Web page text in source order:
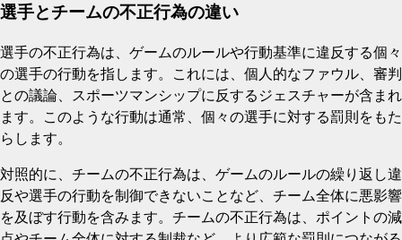
選手とチームの不正行為の違い
選手の不正行為は、ゲームのルールや行動基準に違反する個々
の選手の行動を指します。これには、個人的なファウル、審判
との議論、スポーツマンシップに反するジェスチャーが含まれ
ます。このような行動は通常、個々の選手に対する罰則をもた
らします。
対照的に、チームの不正行為は、ゲームのルールの繰り返し違
反や選手の行動を制御できないことなど、チーム全体に悪影響
を及ぼす行動を含みます。チームの不正行為は、ポイントの減